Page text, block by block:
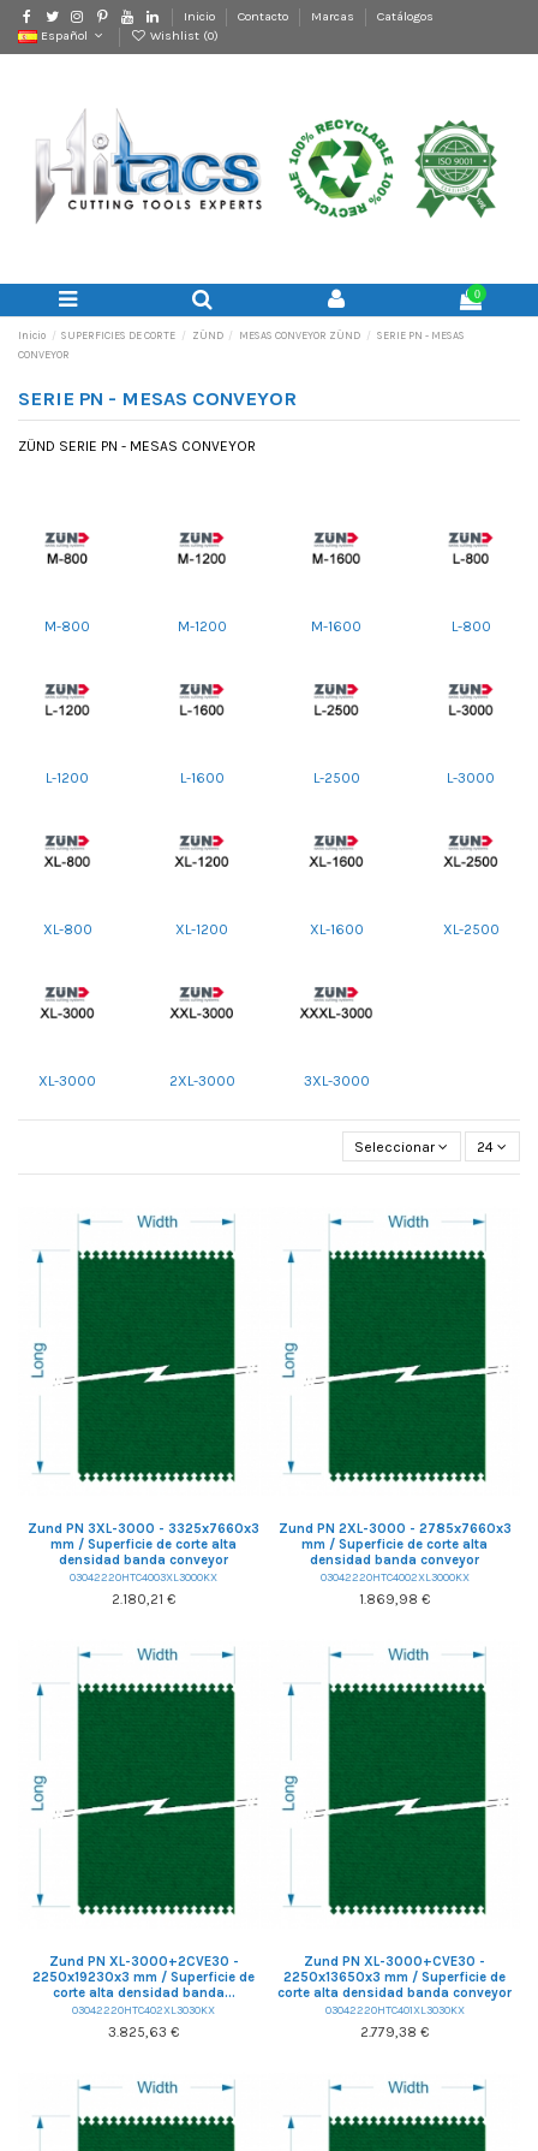
Inicio Contacto Marcas
Catálogos
Español
Wishlist (0)
0
Inicio SUPERFICIES DE CORTE ZÜND MESAS CONVEYOR ZÜND
SERIE PN - MESAS
CONVEYOR
SERIE PN - MESAS CONVEYOR
ZÜND SERIE PN - MESAS CONVEYOR
M-800 M-1200 M-1600 L-800
L-1200 L-1600 L-2500 L-3000
XL-800 XL-1200 XL-1600 XL-2500
XL-3000 2XL-3000 3XL-3000
Seleccionar 24
Zund PN 3XL-3000 - 3325x7660x3
mm / Superficie de corte alta
densidad banda conveyor
03042220HTC4003XL3000KX
2.180,21 €
Zund PN 2XL-3000 - 2785x7660x3
mm / Superficie de corte alta
densidad banda conveyor
03042220HTC4002XL3000KX
1.869,98 €
Zund PN XL-3000+2CVE30 -
2250x19230x3 mm / Superficie de
corte alta densidad banda...
03042220HTC402XL3030KX
3.825,63 €
Zund PN XL-3000+CVE30 -
2250x13650x3 mm / Superficie de
corte alta densidad banda conveyor
03042220HTC401XL3030KX
2.779,38 €